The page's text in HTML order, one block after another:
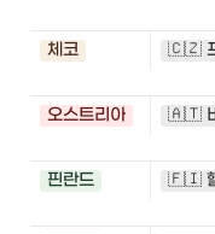
체코 🇨🇿
오스트리아 🇦🇹
핀란드 🇫🇮